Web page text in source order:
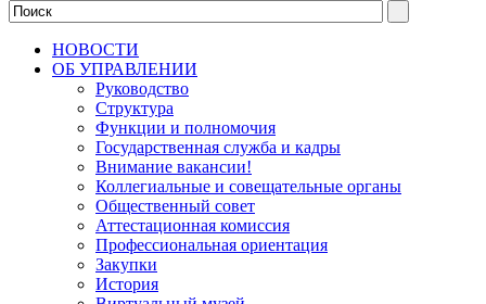
НОВОСТИ
ОБ УПРАВЛЕНИИ
Руководство
Структура
Функции и полномочия
Государственная служба и кадры
Внимание вакансии!
Коллегиальные и совещательные органы
Общественный совет
Аттестационная комиссия
Профессиональная ориентация
Закупки
История